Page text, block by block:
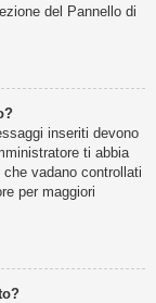
del Pannello di
inseriti devono
ti abbia
vadano controllati
per maggiori